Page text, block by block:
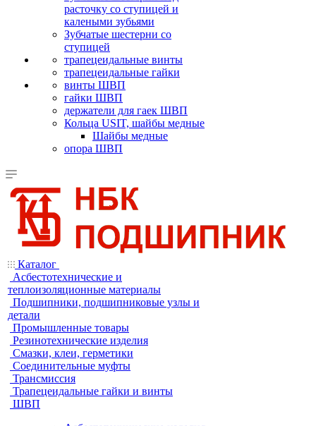
расточку со ступицей и
калеными зубьями
Зубчатые шестерни со
ступицей
трапецеидальные винты
трапецеидальные гайки
винты ШВП
гайки ШВП
держатели для гаек ШВП
Кольца USIT, шайбы медные
Шайбы медные
опора ШВП
Каталог
Асбестотехнические и
теплоизоляционные материалы
Подшипники, подшипниковые узлы и
детали
Промышленные товары
Резинотехнические изделия
Смазки, клеи, герметики
Соединительные муфты
Трансмиссия
Трапецеидальные гайки и винты
ШВП